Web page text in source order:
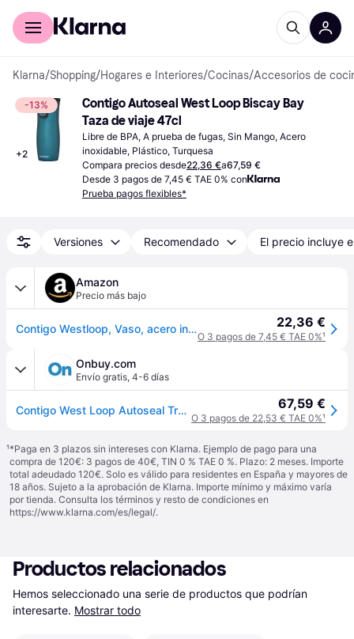
Comprar con Klarna
Klarna/Shopping/Hogares e Interiores/Cocinas/Accesorios de
-13%
+2
Contigo Autoseal West Loop Biscay Bay
Taza de viaje 47cl
Libre de BPA, A prueba de fugas, Sin Mango, Acero
inoxidable, Plástico, Turquesa
Compara precios desde22,36 €a67,59 €
Desde 3 pagos de 7,45 € TAE 0% con
Prueba pagos flexibles*
Versiones Recomendado El precio incluye
Amazon
Precio más bajo
Contigo Westloop, Vaso, acero inoxidable, Unisex Adulto, Azul (biscay Bay), 1 Unidad Paquete, 470 ml 22,36 €
O 3 pagos de 7,45 € TAE 0%¹
Onbuy.com
Envío gratis, 4-6 días
Contigo West Loop Autoseal Travel Termo trmico de acero inoxidable Vaso a prueba de fugas Taza de caf con tapa fcil de limpiar sin BPA 470 ml 67,59 €
O 3 pagos de 22,53 € TAE 0%¹
¹*Paga en 3 plazos sin intereses con Klarna. Ejemplo de pago para una
compra de 120€: 3 pagos de 40€, TIN 0 % TAE 0 %. Plazo: 2 meses. Importe
total adeudado 120€. Solo es válido para residentes en España y mayores de
18 años. Sujeto a la aprobación de Klarna. Importe mínimo y máximo varía
por tienda. Consulta los términos y resto de condiciones en
https://www.klarna.com/es/legal/.
Productos relacionados
Hemos seleccionado una serie de productos que podrían
interesarte. Mostrar todo